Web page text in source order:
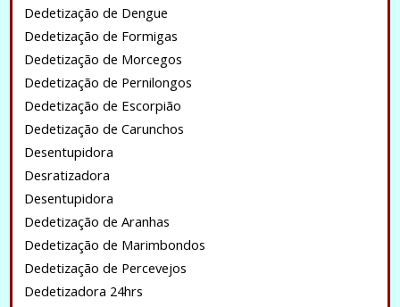
Dedetização de Dengue
Dedetização de Formigas
Dedetização de Morcegos
Dedetização de Pernilongos
Dedetização de Escorpião
Dedetização de Carunchos
Desentupidora
Desratizadora
Desentupidora
Dedetização de Aranhas
Dedetização de Marimbondos
Dedetização de Percevejos
Dedetizadora 24hrs